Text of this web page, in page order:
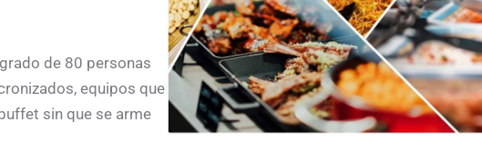
de 80 personas
equipos que
sin que se arme